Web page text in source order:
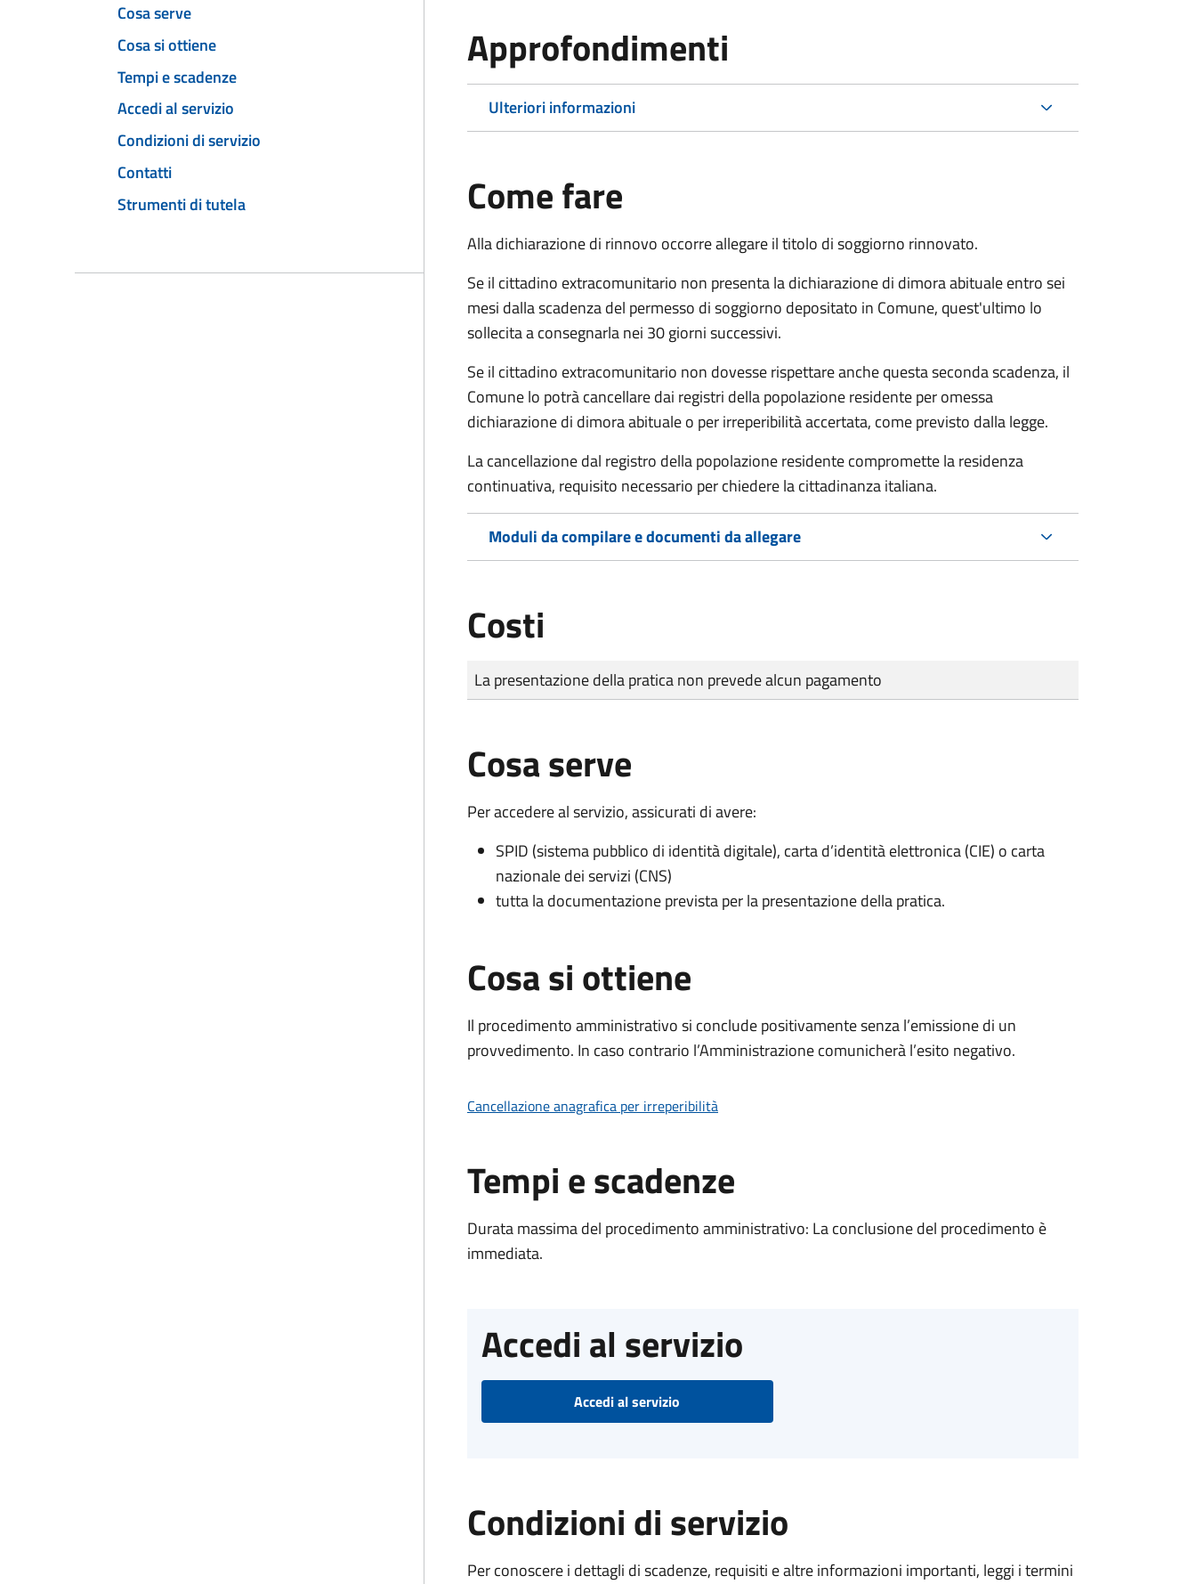
Cosa serve
Cosa si ottiene
Tempi e scadenze
Accedi al servizio
Condizioni di servizio
Contatti
Strumenti di tutela
Approfondimenti
Ulteriori informazioni
Come fare
Alla dichiarazione di rinnovo occorre allegare il titolo di soggiorno rinnovato.
Se il cittadino extracomunitario non presenta la dichiarazione di dimora abituale entro sei
mesi dalla scadenza del permesso di soggiorno depositato in Comune, quest'ultimo lo
sollecita a consegnarla nei 30 giorni successivi.
Se il cittadino extracomunitario non dovesse rispettare anche questa seconda scadenza, il
Comune lo potrà cancellare dai registri della popolazione residente per omessa
dichiarazione di dimora abituale o per irreperibilità accertata, come previsto dalla legge.
La cancellazione dal registro della popolazione residente compromette la residenza
continuativa, requisito necessario per chiedere la cittadinanza italiana.
Moduli da compilare e documenti da allegare
Costi
Tipo di pagamento
Importo
La presentazione della pratica non prevede alcun pagamento
Cosa serve
Per accedere al servizio, assicurati di avere:
SPID (sistema pubblico di identità digitale), carta d’identità elettronica (CIE) o carta
nazionale dei servizi (CNS)
tutta la documentazione prevista per la presentazione della pratica.
Cosa si ottiene
Il procedimento amministrativo si conclude positivamente senza l’emissione di un
provvedimento. In caso contrario l’Amministrazione comunicherà l’esito negativo.
Cancellazione anagrafica per irreperibilità
Tempi e scadenze
Durata massima del procedimento amministrativo: La conclusione del procedimento è
immediata.
Accedi al servizio
Accedi al servizio
Condizioni di servizio
Per conoscere i dettagli di scadenze, requisiti e altre informazioni importanti, leggi i termini